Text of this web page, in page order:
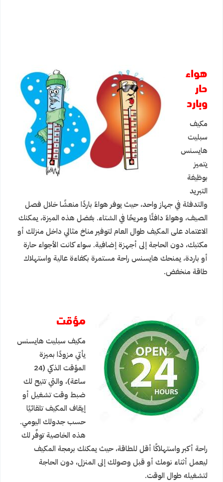
هواء
حار
وبارد
مكيف
سبليت
هايسنس
يتميز
بوظيفة
التبريد
والتدفئة في جهاز واحد، حيث يوفر هواءً باردًا منعشًا خلال فصل
الصيف، وهواءً دافئًا ومريحًا في الشتاء. بفضل هذه الميزة، يمكنك
الاعتماد على المكيف طوال العام لتوفير مناخ مثالي داخل منزلك أو
مكتبك، دون الحاجة إلى أجهزة إضافية. سواء كانت الأجواء حارة
أو باردة، يمنحك هايسنس راحة مستمرة بكفاءة عالية واستهلاك
طاقة منخفض.
مؤقت
مكيف سبليت هايسنس
يأتي مزودًا بميزة
المؤقت الذكي (24
ساعة)، والتي تتيح لك
ضبط وقت تشغيل أو
إيقاف المكيف تلقائيًا
حسب جدولك اليومي.
هذه الخاصية توفّر لك
راحة أكبر واستهلاكًا أقل للطاقة، حيث يمكنك برمجة المكيف
ليعمل أثناء نومك أو قبل وصولك إلى المنزل، دون الحاجة
لتشغيله طوال الوقت.